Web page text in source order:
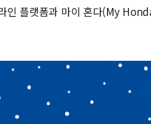
인 플랫폼과 마이 혼다(My